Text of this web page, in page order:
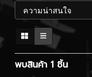
พบสินค้า 1 ชิ้น